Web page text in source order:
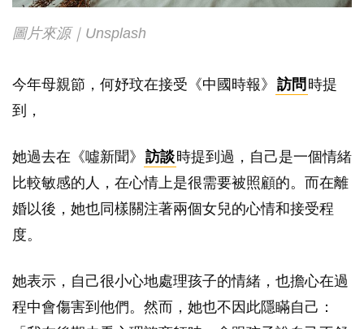
圖片來源｜Unsplash
今年母親節，何妤玟在接受《中國時報》 訪問 時提
到，
她過去在《噓新聞》 訪談時提到過，自己是一個情緒
比較敏感的人，在心情上是很需要被照顧的。而在離
婚以後，她也同樣關注著兩個女兒的心情和接受程
度。
她表示，自己很小心地處理孩子的情緒，也擔心在過
程中會傷害到他們。然而，她也不因此隱瞞自己：